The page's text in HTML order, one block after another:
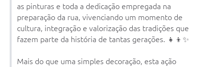
as pinturas e toda a dedicação empregada na
preparação da rua, vivenciando um momento de
cultura, integração e valorização das tradições que
fazem parte da história de tantas gerações. 👧👦✨
Mais do que uma simples decoração, esta ação